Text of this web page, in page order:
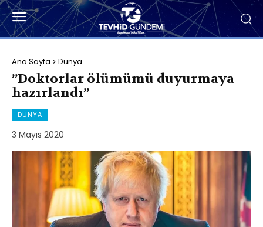
Ana Sayfa Dünya
”Doktorlar ölümümü duyurmaya
hazırlandı”
DÜNYA
3 Mayıs 2020